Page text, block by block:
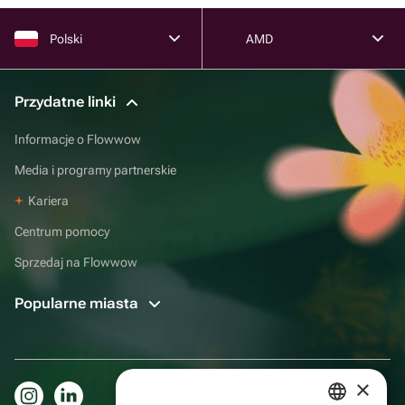
Polski AMD
Przydatne linki
Informacje o Flowwow
Media i programy partnerskie
Kariera
Centrum pomocy
Sprzedaj na Flowwow
Popularne miasta
×